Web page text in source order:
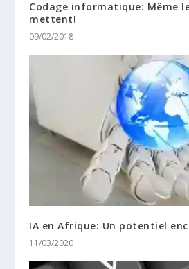
Codage informatique: Même
mettent!
09/02/2018
IA en Afrique: Un potentiel
11/03/2020